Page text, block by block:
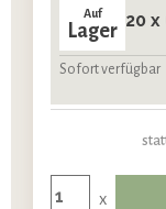
Auf
Lager 20
Sofort verfügbar
x